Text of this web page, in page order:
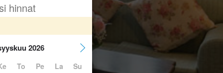
hinnat
2026
To Pe La
Su